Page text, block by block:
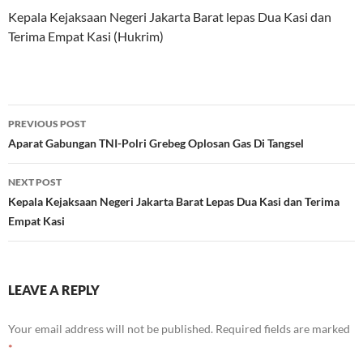
Kepala Kejaksaan Negeri Jakarta Barat lepas Dua Kasi dan
Terima Empat Kasi (Hukrim)
Post
navigation
PREVIOUS POST
Aparat Gabungan TNI-Polri Grebeg Oplosan Gas Di Tangsel
NEXT POST
Kepala Kejaksaan Negeri Jakarta Barat Lepas Dua Kasi dan Terima
Empat Kasi
LEAVE A REPLY
Your email address will not be published. Required fields are marked
*